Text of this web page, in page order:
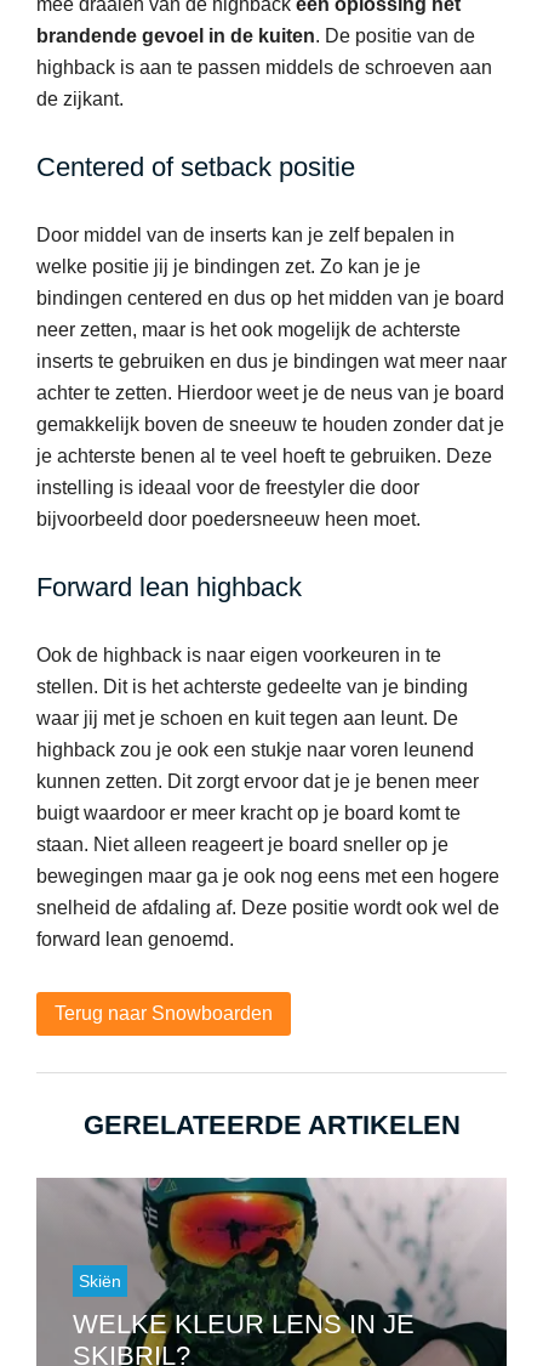
mee draaien van de highback een oplossing het
brandende gevoel in de kuiten. De positie van de
highback is aan te passen middels de schroeven aan
de zijkant.
Centered of setback positie
Door middel van de inserts kan je zelf bepalen in
welke positie jij je bindingen zet. Zo kan je je
bindingen centered en dus op het midden van je board
neer zetten, maar is het ook mogelijk de achterste
inserts te gebruiken en dus je bindingen wat meer naar
achter te zetten. Hierdoor weet je de neus van je board
gemakkelijk boven de sneeuw te houden zonder dat je
je achterste benen al te veel hoeft te gebruiken. Deze
instelling is ideaal voor de freestyler die door
bijvoorbeeld door poedersneeuw heen moet.
Forward lean highback
Ook de highback is naar eigen voorkeuren in te
stellen. Dit is het achterste gedeelte van je binding
waar jij met je schoen en kuit tegen aan leunt. De
highback zou je ook een stukje naar voren leunend
kunnen zetten. Dit zorgt ervoor dat je je benen meer
buigt waardoor er meer kracht op je board komt te
staan. Niet alleen reageert je board sneller op je
bewegingen maar ga je ook nog eens met een hogere
snelheid de afdaling af. Deze positie wordt ook wel de
forward lean genoemd.
Terug naar Snowboarden
GERELATEERDE ARTIKELEN
Skiën
WELKE KLEUR LENS IN JE
SKIBRIL?